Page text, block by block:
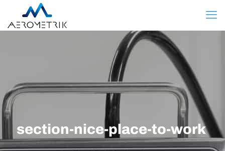
section-nice-place-to-work